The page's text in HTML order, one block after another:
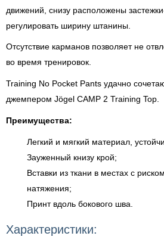
движений, снизу расположены
регулировать ширину штанины.
Отсутствие карманов позволяет не
во время тренировок.
Training No Pocket Pants удачно
джемпером Jögel CAMP 2 Training Top.
Преимущества:
Легкий и мягкий материал,
Зауженный книзу крой;
Вставки из ткани в местах с
натяжения;
Принт вдоль бокового шва.
Характеристики: